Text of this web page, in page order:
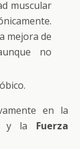
muscular
mejora de
no
en la
y la Fuerza